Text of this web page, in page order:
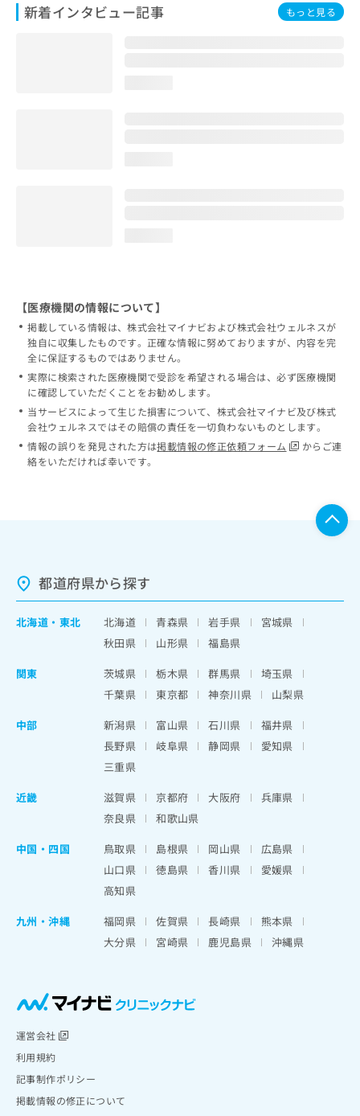
新着インタビュー記事 もっと見る
【医療機関の情報について】
掲載している情報は、株式会社マイナビおよび株式会社ウェルネスが
独自に収集したものです。正確な情報に努めておりますが、内容を完
全に保証するものではありません。
実際に検索された医療機関で受診を希望される場合は、必ず医療機関
に確認していただくことをお勧めします。
当サービスによって生じた損害について、株式会社マイナビ及び株式
会社ウェルネスではその賠償の責任を一切負わないものとします。
情報の誤りを発見された方は掲載情報の修正依頼フォーム
からご連
絡をいただければ幸いです。
都道府県から探す
北海道 ・ 東北 北海道 青森県 岩手県
宮城県
秋田県
山形県
福島県
関東
茨城県 栃木県 群馬県
埼玉県
千葉県
東京都 神奈川県
山梨県
中部
新潟県 富山県 石川県
福井県
長野県
岐阜県 静岡県
愛知県
三重県
近畿
滋賀県 京都府 大阪府
兵庫県
奈良県
和歌山県
中国・四国
鳥取県 島根県 岡山県
広島県
山口県
徳島県 香川県
愛媛県
高知県
九州・沖縄
福岡県 佐賀県 長崎県
熊本県
大分県
宮崎県 鹿児島県 沖縄県
運営会社
利用規約
記事制作ポリシー
掲載情報の修正について